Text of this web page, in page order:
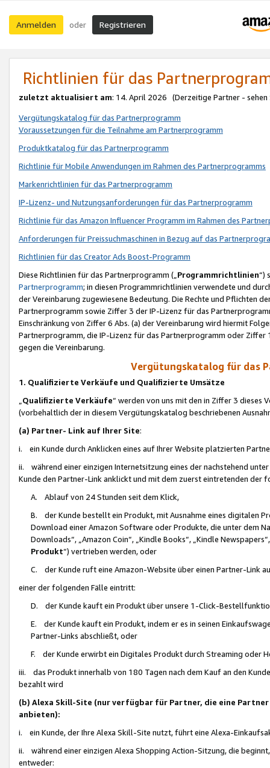
Anmelden oder Registrieren
Richtlinien für das
zuletzt aktualisiert am: 14. April 2026 (Derzeitige Partner - sehen
Vergütungskatalog für das Partnerprogramm
Voraussetzungen für die Teilnahme am Partnerprogramm
Produktkatalog für das Partnerprogramm
Richtlinie für Mobile Anwendungen im Rahmen des Partnerprogramms
Markenrichtlinien für das Partnerprogramm
IP-Lizenz- und Nutzungsanforderungen für das Partnerprogramm
Richtlinie für das Amazon Influencer Programm im Rahmen des
Anforderungen für Preissuchmaschinen in Bezug auf das
Richtlinien für das Creator Ads Boost-Programm
Diese Richtlinien für das Partnerprogramm („Programmrichtlinien“)
Partnerprogramm; in diesen Programmrichtlinien verwendete und
der Vereinbarung zugewiesene Bedeutung. Die Rechte und Pflichten
Partnerprogramm sowie Ziffer 3 der IP-Lizenz für das
Einschränkung von Ziffer 6 Abs. (a) der Vereinbarung wird hiermit
Partnerprogramm, die IP-Lizenz für das Partnerprogramm oder
gegen die Vereinbarung.
Vergütungskatalog für das
1. Qualifizierte Verkäufe und Qualifizierte Umsätze
Qualifizierte Verkäufe“ werden von uns mit den in Ziffer 3
(vorbehaltlich der in diesem Vergütungskatalog beschriebenen
(a) Partner- Link auf Ihrer Site:
i. ein Kunde durch Anklicken eines auf Ihrer Website platzierten
ii. während einer einzigen Internetsitzung eines der nachstehend
Kunde den Partner-Link anklickt und mit dem zuerst eintretenden der
A. Ablauf von 24 Stunden seit dem Klick,
B. der Kunde bestellt ein Produkt, mit Ausnahme eines digitalen
Download einer Amazon Software oder Produkte, die unter dem
Downloads“, „Amazon Coin“, „Kindle Books“, „Kindle
Produkt“) vertrieben werden, oder
C. der Kunde ruft eine Amazon-Website über einen Partner-Link
einer der folgenden Fälle eintritt:
D. der Kunde kauft ein Produkt über unsere 1-Click-
E. der Kunde kauft ein Produkt, indem er es in seinen
Partner-Links abschließt, oder
F. der Kunde erwirbt ein Digitales Produkt durch Streaming oder
iii. das Produkt innerhalb von 180 Tagen nach dem Kauf an den
bezahlt wird
(b) Alexa Skill-Site (nur verfügbar für Partner, die eine
anbieten):
i. ein Kunde, der Ihre Alexa Skill-Site nutzt, führt eine Alexa-
ii. während einer einzigen Alexa Shopping Action-Sitzung, die
entweder: